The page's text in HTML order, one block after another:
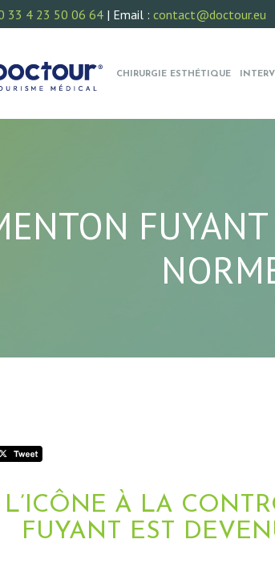
33 4 23 50 06 64 | Email : contact@doctour.eu
CHIRURGIE ESTHÉTIQUE
L’ICÔNE À LA
FUYANT EST